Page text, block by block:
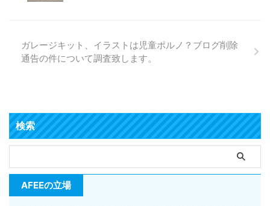
ガレージキット、イラストは児童ポルノ？ブログ削除
通告の件について調査致します。
検索
AFEEの立場